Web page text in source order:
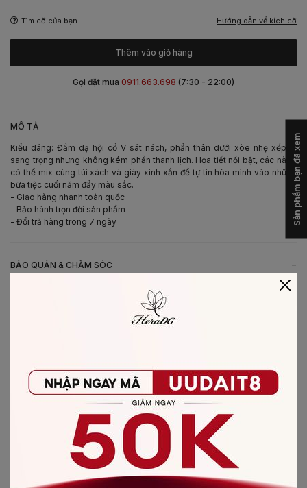
MÔ TẢ
Kiểu dáng: Đầm dạ hội cổ V sát nách, phần thân dưới xòe nhẹ xếp ly
sang trọng nhưng không kém phần thanh lịch. Họa tiết nổi bật, các nàng
có thể mix cùng túi xách và giày xinh xắn để tự tin hòa mình vào những
bữa tiệc cuối năm đầy màu sắc.
- Giao hàng nhanh toàn quốc
- Bảo hành trọn đời sản phẩm
- Đổi trả hàng trong 7 ngày
BẢO QUẢN & CHĂM SÓC -
- Không giặt sản phẩm với thuốc tẩy có chứa Clo
- Không nên giặt chung các sản phẩm khác màu với nhau
- Nên phơi khô trong bóng râm
CHẤT LIỆU SẢN PHẨM
vải Tafta
Tìm cỡ của bạn Hướng dẫn về kích cỡ
Thêm vào giỏ hàng
Gọi đặt mua 0911.663.698 (7:30 - 22:00)
CÓ THỂ BẠN SẼ THÍCH
Sản phẩm bạn đã xem